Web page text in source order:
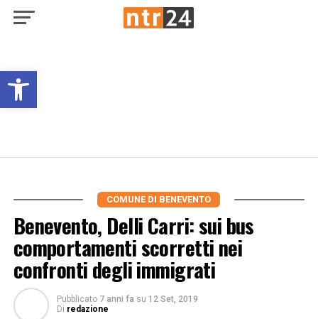
Open toolbar
COMUNE DI BENEVENTO
Benevento, Delli Carri: sui bus
comportamenti scorretti nei
confronti degli immigrati
Pubblicato 7 anni fa su 12 Set, 2019
Di redazione